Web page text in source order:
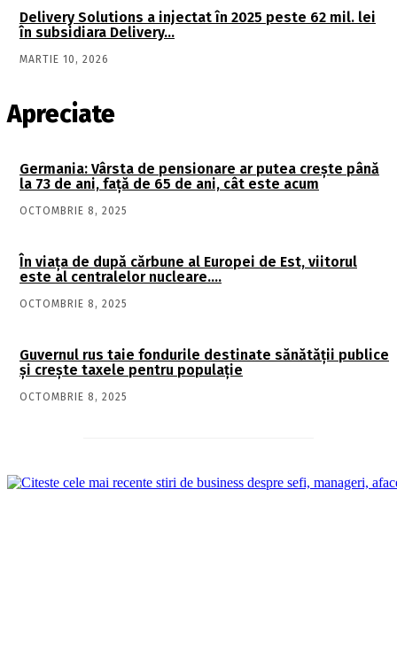
Delivery Solutions a injectat în 2025 peste 62 mil. lei
în subsidiara Delivery…
MARTIE 10, 2026
Apreciate
Germania: Vârsta de pensionare ar putea crește până
la 73 de ani, față de 65 de ani, cât este acum
OCTOMBRIE 8, 2025
În viaţa de după cărbune al Europei de Est, viitorul
este al centralelor nucleare….
OCTOMBRIE 8, 2025
Guvernul rus taie fondurile destinate sănătății publice
și crește taxele pentru populație
OCTOMBRIE 8, 2025